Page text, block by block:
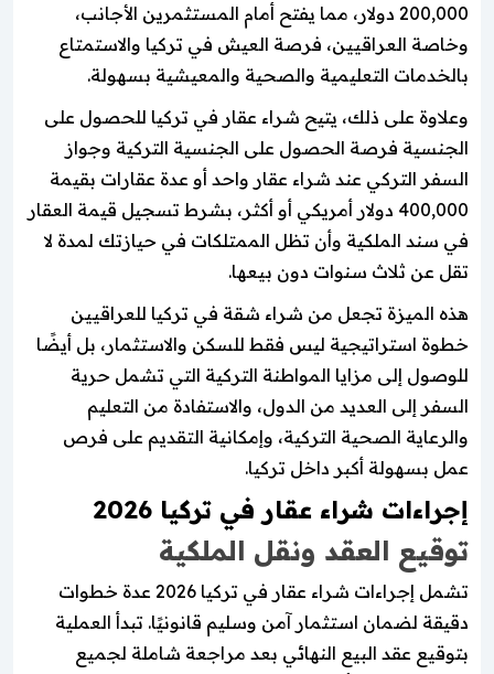
200,000 دولار، مما يفتح أمام المستثمرين الأجانب،
وخاصة العراقيين، فرصة العيش في تركيا والاستمتاع
بالخدمات التعليمية والصحية والمعيشية بسهولة.
وعلاوة على ذلك، يتيح شراء عقار في تركيا للحصول على
الجنسية فرصة الحصول على الجنسية التركية وجواز
السفر التركي عند شراء عقار واحد أو عدة عقارات بقيمة
400,000 دولار أمريكي أو أكثر، بشرط تسجيل قيمة العقار
في سند الملكية وأن تظل الممتلكات في حيازتك لمدة لا
تقل عن ثلاث سنوات دون بيعها.
هذه الميزة تجعل من شراء شقة في تركيا للعراقيين
خطوة استراتيجية ليس فقط للسكن والاستثمار، بل أيضًا
للوصول إلى مزايا المواطنة التركية التي تشمل حرية
السفر إلى العديد من الدول، والاستفادة من التعليم
والرعاية الصحية التركية، وإمكانية التقديم على فرص
عمل بسهولة أكبر داخل تركيا.
إجراءات شراء عقار في تركيا 2026
توقيع العقد ونقل الملكية
تشمل إجراءات شراء عقار في تركيا 2026 عدة خطوات
دقيقة لضمان استثمار آمن وسليم قانونيًا. تبدأ العملية
بتوقيع عقد البيع النهائي بعد مراجعة شاملة لجميع